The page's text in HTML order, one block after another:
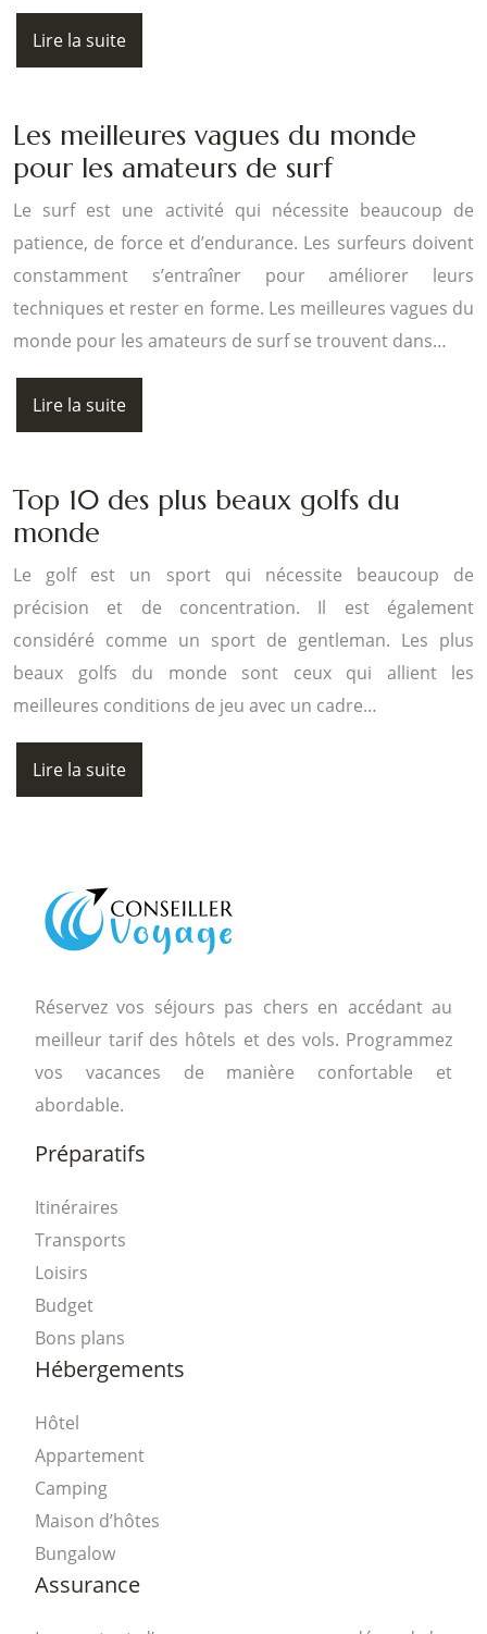
Lire la suite
Les meilleures vagues du monde
pour les amateurs de surf
Le surf est une activité qui nécessite beaucoup de
patience, de force et d’endurance. Les surfeurs doivent
constamment s’entraîner pour améliorer leurs
techniques et rester en forme. Les meilleures vagues du
monde pour les amateurs de surf se trouvent dans…
Lire la suite
Top 10 des plus beaux golfs du
monde
Le golf est un sport qui nécessite beaucoup de
précision et de concentration. Il est également
considéré comme un sport de gentleman. Les plus
beaux golfs du monde sont ceux qui allient les
meilleures conditions de jeu avec un cadre…
Lire la suite
Réservez vos séjours pas chers en accédant au
meilleur tarif des hôtels et des vols. Programmez
vos vacances de manière confortable et
abordable.
Préparatifs
Itinéraires
Transports
Loisirs
Budget
Bons plans
Hébergements
Hôtel
Appartement
Camping
Maison d’hôtes
Bungalow
Assurance